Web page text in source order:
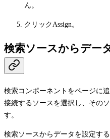
ん。
クリック Assign 。
検索ソースからデー
検索コンポーネントをページに
接続するソースを選択し、その
す。
検索ソースからデータを設定す